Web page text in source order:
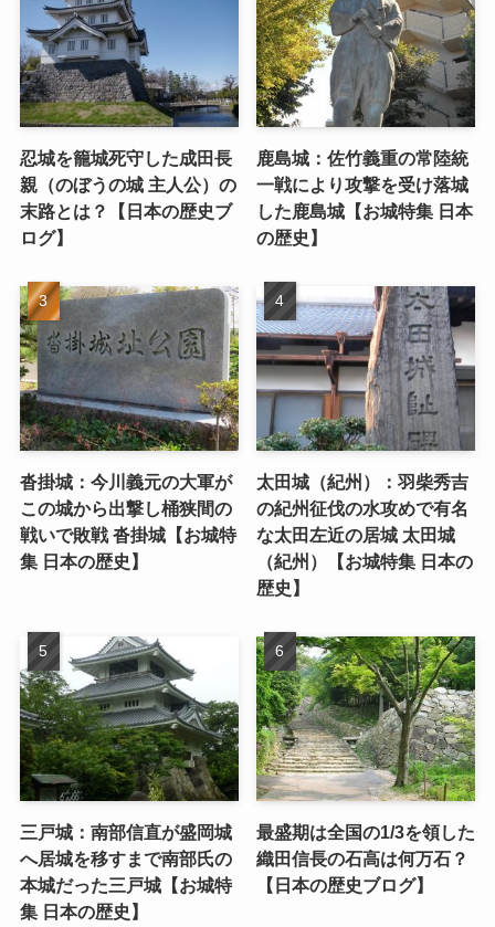
忍城を籠城死守した成田長
親（のぼうの城 主人公）の
末路とは？【日本の歴史ブ
ログ】
鹿島城：佐竹義重の常陸統
一戦により攻撃を受け落城
した鹿島城【お城特集 日本
の歴史】
沓掛城：今川義元の大軍が
この城から出撃し桶狭間の
戦いで敗戦 沓掛城【お城特
集 日本の歴史】
太田城（紀州）：羽柴秀吉
の紀州征伐の水攻めで有名
な太田左近の居城 太田城
（紀州）【お城特集 日本の
歴史】
三戸城：南部信直が盛岡城
へ居城を移すまで南部氏の
本城だった三戸城【お城特
集 日本の歴史】
最盛期は全国の1/3を領した
織田信長の石高は何万石？
【日本の歴史ブログ】